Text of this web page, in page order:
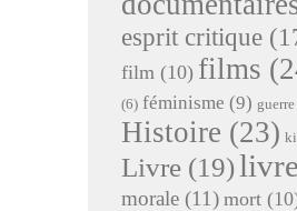
esprit critique
film (10) films
(6) féminisme (9) guerre
Histoire (23)
Livre (19)
morale (11) mort